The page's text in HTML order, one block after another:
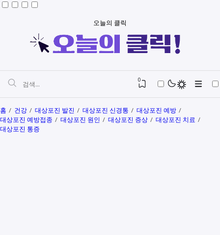
오늘의 클릭
0
홈 건강 대상포진 발진 대상포진 신경통
대상포진 예방
대상포진 예방접종
대상포진 원인 대상포진 증상
대상포진 치료
대상포진 통증